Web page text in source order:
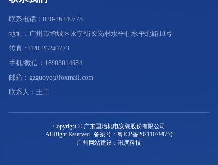
联系电话：020-26240773
地址：广州市增城区永宁街长岗村水平社水平北路18号
传真：020-26240773
手机/微信：18903014684
邮箱：gzguoye@foxmail.com
联系人：王工
Copyright © 广东国治机电安装股份有限公司
All Right Reserved. 备案号：粤ICP备2021107997号
广州网站建设：讯度科技